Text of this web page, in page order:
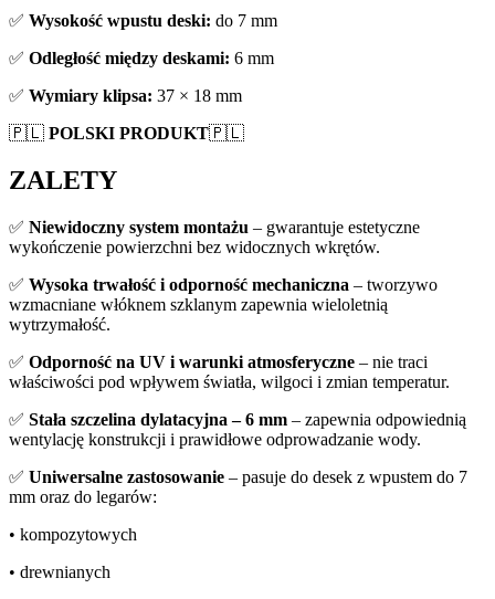
✅ Wysokość wpustu deski: do 7 mm
✅ Odległość między deskami: 6 mm
✅ Wymiary klipsa: 37 × 18 mm
🇵🇱 POLSKI PRODUKT🇵🇱
ZALETY
✅ Niewidoczny system montażu – gwarantuje estetyczne
wykończenie powierzchni bez widocznych wkrętów.
✅ Wysoka trwałość i odporność mechaniczna – tworzywo
wzmacniane włóknem szklanym zapewnia wieloletnią
wytrzymałość.
✅ Odporność na UV i warunki atmosferyczne – nie traci
właściwości pod wpływem światła, wilgoci i zmian temperatur.
✅ Stała szczelina dylatacyjna – 6 mm – zapewnia odpowiednią
wentylację konstrukcji i prawidłowe odprowadzanie wody.
✅ Uniwersalne zastosowanie – pasuje do desek z wpustem do 7
mm oraz do legarów:
• kompozytowych
• drewnianych